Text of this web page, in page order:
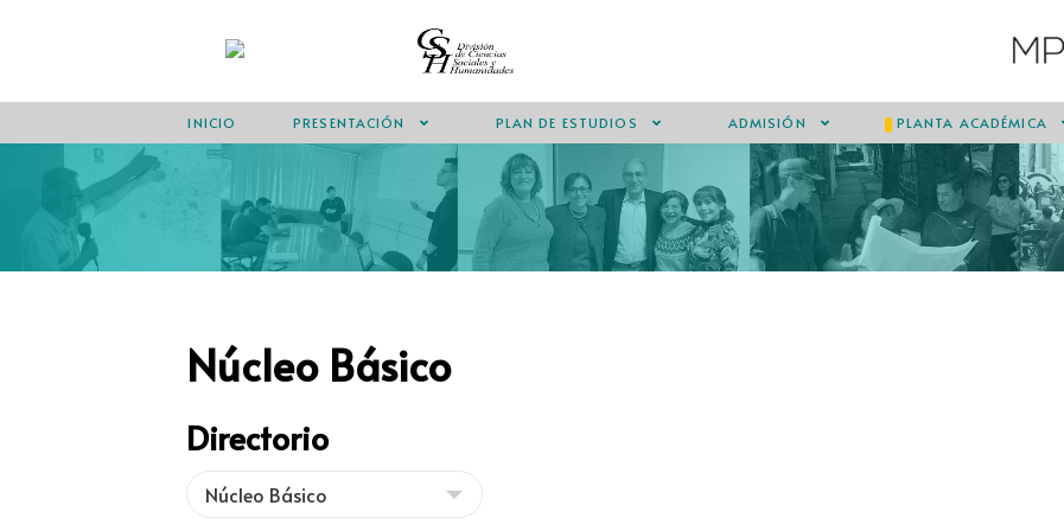
INICIO PRESENTACIÓN PLAN DE ESTUDIOS ADMISIÓN PLANTA ACADÉMICA
Núcleo Básico
Directorio